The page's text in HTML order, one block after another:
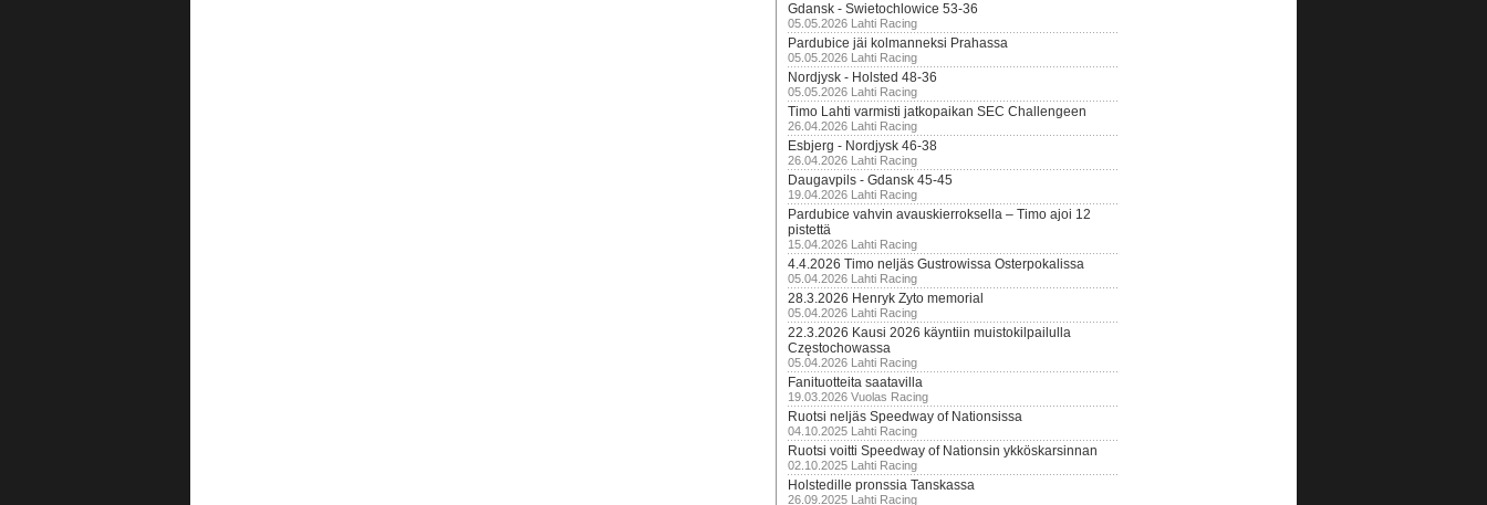
Gdansk - Swietochlowice 53-36
05.05.2026 Lahti Racing
Pardubice jäi kolmanneksi Prahassa
05.05.2026 Lahti Racing
Nordjysk - Holsted 48-36
05.05.2026 Lahti Racing
Timo Lahti varmisti jatkopaikan SEC Challengeen
26.04.2026 Lahti Racing
Esbjerg - Nordjysk 46-38
26.04.2026 Lahti Racing
Daugavpils - Gdansk 45-45
19.04.2026 Lahti Racing
Pardubice vahvin avauskierroksella – Timo ajoi 12
pistettä
15.04.2026 Lahti Racing
4.4.2026 Timo neljäs Gustrowissa Osterpokalissa
05.04.2026 Lahti Racing
28.3.2026 Henryk Zyto memorial
05.04.2026 Lahti Racing
22.3.2026 Kausi 2026 käyntiin muistokilpailulla
Częstochowassa
05.04.2026 Lahti Racing
Fanituotteita saatavilla
19.03.2026 Vuolas Racing
Ruotsi neljäs Speedway of Nationsissa
04.10.2025 Lahti Racing
Ruotsi voitti Speedway of Nationsin ykköskarsinnan
02.10.2025 Lahti Racing
Holstedille pronssia Tanskassa
26.09.2025 Lahti Racing